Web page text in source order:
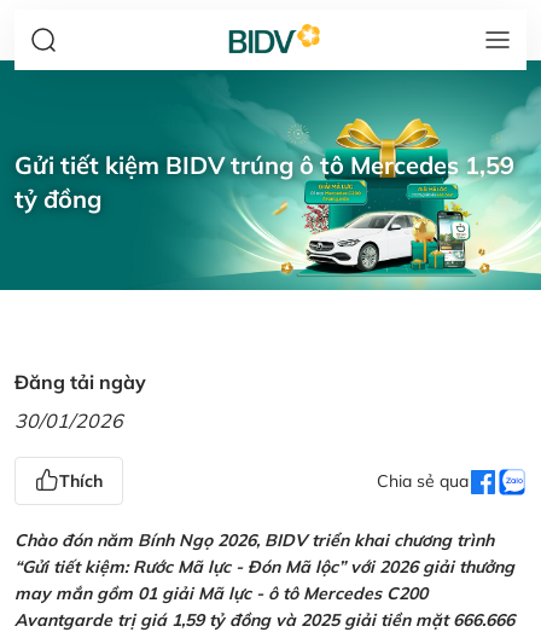
Gửi tiết kiệm BIDV trúng ô tô Mercedes 1,59
tỷ đồng
Đăng tải ngày
30/01/2026
Thích Chia sẻ qua
Chào đón năm Bính Ngọ 2026, BIDV triển khai chương trình
“Gửi tiết kiệm: Rước Mã lực - Đón Mã lộc” với 2026 giải thưởng
may mắn gồm 01 giải Mã lực - ô tô Mercedes C200
Avantgarde trị giá 1,59 tỷ đồng và 2025 giải tiền mặt 666.666